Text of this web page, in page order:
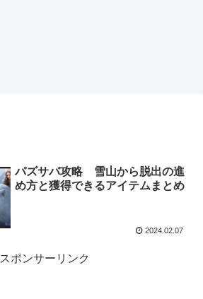
パズサバ攻略 雪山から脱出の進
め方と獲得できるアイテムまとめ
2024.02.07
スポンサーリンク